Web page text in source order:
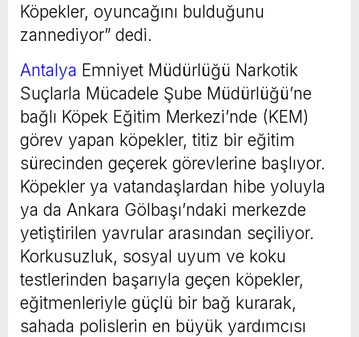
Köpekler, oyuncağını bulduğunu
zannediyor” dedi.
Antalya Emniyet Müdürlüğü Narkotik
Suçlarla Mücadele Şube Müdürlüğü’ne
bağlı Köpek Eğitim Merkezi’nde (KEM)
görev yapan köpekler, titiz bir eğitim
sürecinden geçerek görevlerine başlıyor.
Köpekler ya vatandaşlardan hibe yoluyla
ya da Ankara Gölbaşı’ndaki merkezde
yetiştirilen yavrular arasından seçiliyor.
Korkusuzluk, sosyal uyum ve koku
testlerinden başarıyla geçen köpekler,
eğitmenleriyle güçlü bir bağ kurarak,
sahada polislerin en büyük yardımcısı